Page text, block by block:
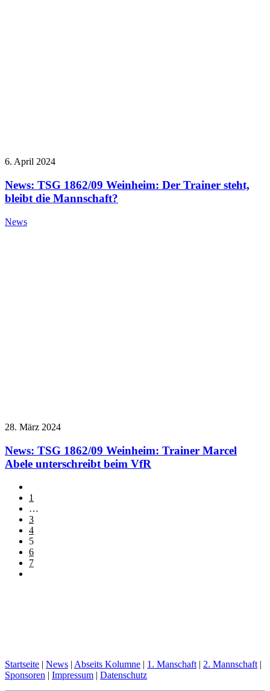
6. April 2024
News: TSG 1862/09 Weinheim: Der Trainer steht,
bleibt die Mannschaft?
News
28. März 2024
News: TSG 1862/09 Weinheim: Trainer Marcel
Abele unterschreibt beim VfR
1
…
3
4
5
6
7
Startseite | News | Abseits Kolumne | 1. Manschaft| 2. Mannschaft|
Sponsoren | Impressum | Datenschutz